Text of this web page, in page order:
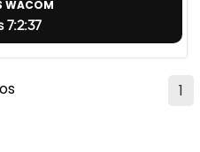
WACOM
7:2:37
1